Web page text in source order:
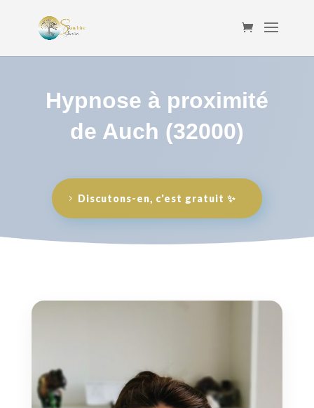
Hypnose à proximité
de Auch (32000)
Discutons-en, c'est gratuit ✨